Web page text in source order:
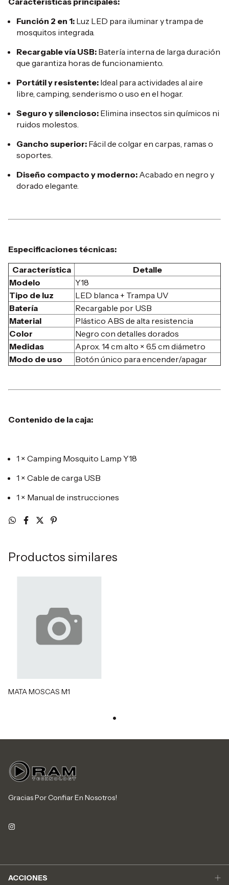
Función 2 en 1: Luz LED para iluminar y trampa de
mosquitos integrada.
Recargable vía USB: Batería interna de larga duración
que garantiza horas de funcionamiento.
Portátil y resistente: Ideal para actividades al aire
libre, camping, senderismo o uso en el hogar.
Seguro y silencioso: Elimina insectos sin químicos ni
ruidos molestos.
Gancho superior: Fácil de colgar en carpas, ramas o
soportes.
Diseño compacto y moderno: Acabado en negro y
dorado elegante.
Especificaciones técnicas:
Característica
Detalle
Modelo
Y18
Tipo de luz
LED blanca + Trampa UV
Batería
Recargable por USB
Material
Plástico ABS de alta resistencia
Color
Negro con detalles dorados
Medidas
Aprox. 14 cm alto × 6.5 cm diámetro
Modo de uso
Botón único para encender/apagar
Contenido de la caja:
1 × Camping Mosquito Lamp Y18
1 × Cable de carga USB
1 × Manual de instrucciones
Productos similares
MATA MOSCAS M1
Gracias Por Confiar En Nosotros!
ACCIONES